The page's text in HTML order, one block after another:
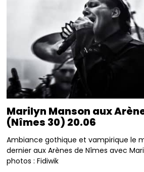
Marilyn Manson aux
(Nîmes 30) 20.06
Ambiance gothique et vampirique le
dernier aux Arènes de Nîmes avec
photos : Fidiwik